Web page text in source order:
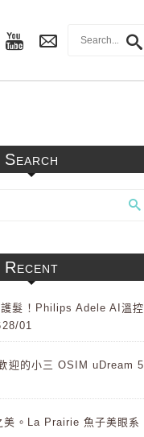
Search
Recent
護髮！Philips Adele AI溫控
01
迎的小三 OSIM uDream 5
美。La Prairie 魚子美眼系